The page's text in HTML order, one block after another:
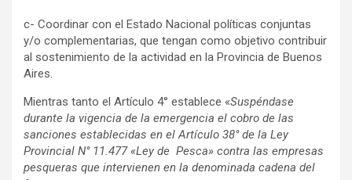
c- Coordinar con el Estado Nacional políticas conjuntas
y/o complementarias, que tengan como objetivo contribuir
al sostenimiento de la actividad en la Provincia de Buenos
Aires.
Mientras tanto el Artículo 4° establece «Suspéndase
durante la vigencia de la emergencia el cobro de las
sanciones establecidas en el Artículo 38° de la Ley
Provincial N° 11.477 «Ley de Pesca» contra las empresas
pesqueras que intervienen en la denominada cadena del